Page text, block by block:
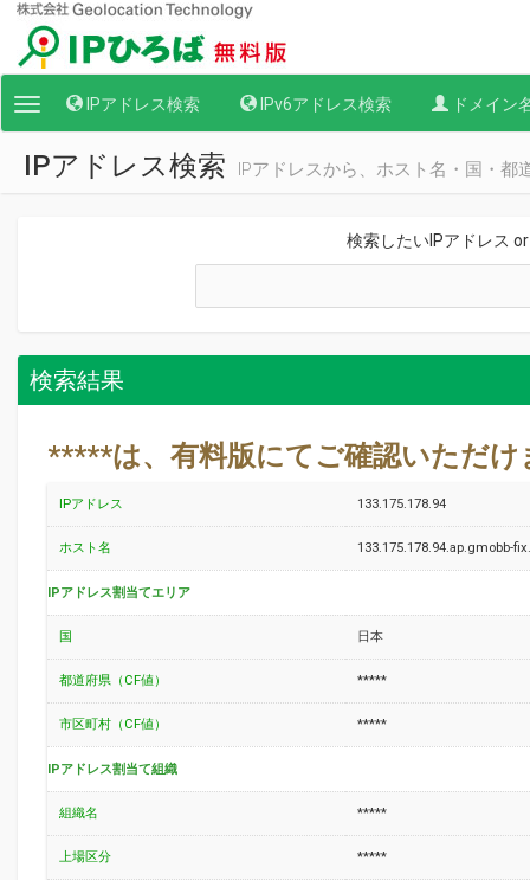
Toggle
navigation
IPアドレス検索 IPv6アドレス検索 ドメイン
IPアドレス検索 IPアドレスから、ホスト名・国・都
検索したいIPアドレス
検索結果
*****は、有料版にてご確認いただ
IPアドレス 133.175.178.94
ホスト名 133.175.178.94.ap.gmobb-
IPアドレス割当てエリア
国 日本
都道府県（CF値） *****
市区町村（CF値） *****
IPアドレス割当て組織
組織名 *****
上場区分 *****